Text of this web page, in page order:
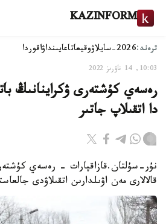
KAZINFORM
ترەند:2026-سايلاۋ وقيعاتاعايىنداۋاقوردا
10:03, 14 ناۋرىز 2022
رەسەي كۇشتەرى ۋكراينانىڭ
دا اتقىلاپ جاتىر
نۇر-سۇلتان.قازاقپارات - رەسەي
قالالارى مەن اۋىلدارىن اتقىلاۋدى